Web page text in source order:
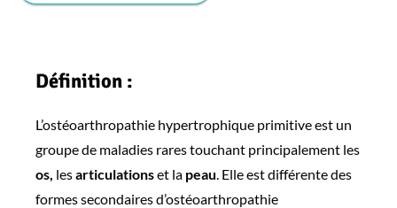
Définition :
L’ostéoarthropathie hypertrophique primitive est un
groupe de maladies rares touchant principalement les
os, lesarticulationset la peau. Elle est différente des
formes secondaires d’ostéoarthropathie